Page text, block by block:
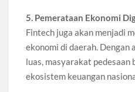
5. Pemerataan Ekonomi
Fintech juga akan menjadi
ekonomi di daerah. Dengan
luas, masyarakat pedesaan
ekosistem keuangan